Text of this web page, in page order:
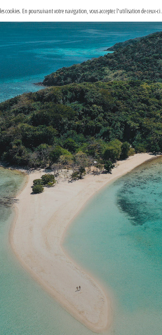
cookies. En poursuivant votre navigation, vous acceptez l'utilisation de ceux-ci.